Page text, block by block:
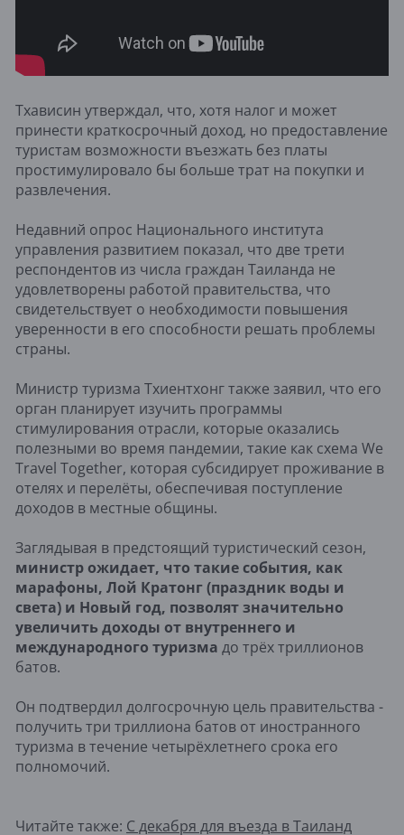
Тхависин утверждал, что, хотя налог и может
принести краткосрочный доход, но предоставление
туристам возможности въезжать без платы
простимулировало бы больше трат на покупки и
развлечения.
Недавний опрос Национального института
управления развитием показал, что две трети
респондентов из числа граждан Таиланда не
удовлетворены работой правительства, что
свидетельствует о необходимости повышения
уверенности в его способности решать проблемы
страны.
Министр туризма Тхиентхонг также заявил, что его
орган планирует изучить программы
стимулирования отрасли, которые оказались
полезными во время пандемии, такие как схема We
Travel Together, которая субсидирует проживание в
отелях и перелёты, обеспечивая поступление
доходов в местные общины.
Заглядывая в предстоящий туристический сезон,
министр ожидает, что такие события, как
марафоны, Лой Кратонг (праздник воды и
света) и Новый год, позволят значительно
увеличить доходы от внутреннего и
международного туризма до трёх триллионов
батов.
Он подтвердил долгосрочную цель правительства -
получить три триллиона батов от иностранного
туризма в течение четырёхлетнего срока его
полномочий.
Читайте также: С декабря для въезда в Таиланд